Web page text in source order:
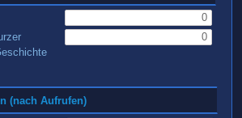
0
0
(nach Aufrufen)